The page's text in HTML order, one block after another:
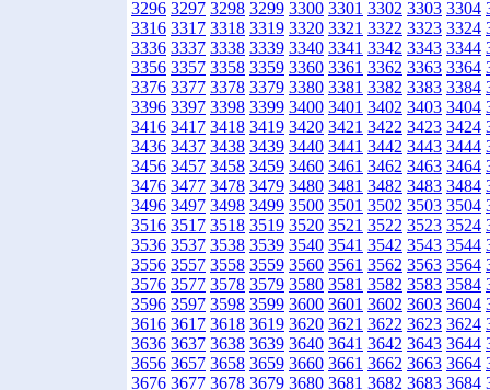
3296 3297 3298 3299 3300 3301 3302 3303 3304
3316 3317 3318 3319 3320 3321 3322 3323 3324
3336 3337 3338 3339 3340 3341 3342 3343 3344
3356 3357 3358 3359 3360 3361 3362 3363 3364
3376 3377 3378 3379 3380 3381 3382 3383 3384
3396 3397 3398 3399 3400 3401 3402 3403 3404
3416 3417 3418 3419 3420 3421 3422 3423 3424
3436 3437 3438 3439 3440 3441 3442 3443 3444
3456 3457 3458 3459 3460 3461 3462 3463 3464
3476 3477 3478 3479 3480 3481 3482 3483 3484
3496 3497 3498 3499 3500 3501 3502 3503 3504
3516 3517 3518 3519 3520 3521 3522 3523 3524
3536 3537 3538 3539 3540 3541 3542 3543 3544
3556 3557 3558 3559 3560 3561 3562 3563 3564
3576 3577 3578 3579 3580 3581 3582 3583 3584
3596 3597 3598 3599 3600 3601 3602 3603 3604
3616 3617 3618 3619 3620 3621 3622 3623 3624
3636 3637 3638 3639 3640 3641 3642 3643 3644
3656 3657 3658 3659 3660 3661 3662 3663 3664
3676 3677 3678 3679 3680 3681 3682 3683 3684